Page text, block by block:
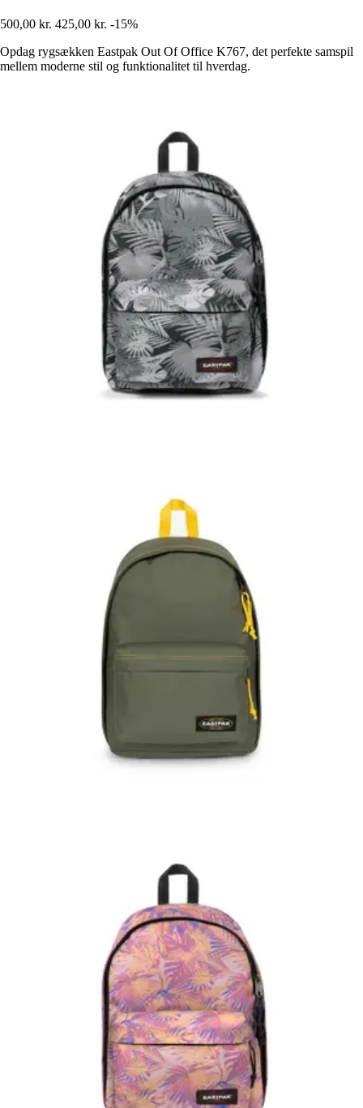
500,00 kr. 425,00 kr. -15%
Opdag rygsækken Eastpak Out Of Office K767, det perfekte samspil
mellem moderne stil og funktionalitet til hverdag.